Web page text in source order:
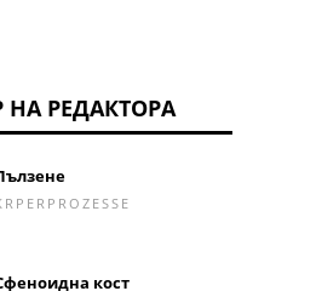
НА РЕДАКТОРА
кост